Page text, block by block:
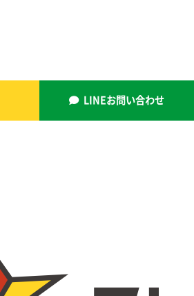
LINEお問い合わせ